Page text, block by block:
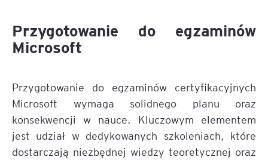
Przygotowanie do egzaminów
Microsoft
Przygotowanie do egzaminów certyfikacyjnych
Microsoft wymaga solidnego planu oraz
konsekwencji w nauce. Kluczowym elementem
jest udział w dedykowanych szkoleniach, które
dostarczają niezbędnej wiedzy teoretycznej oraz